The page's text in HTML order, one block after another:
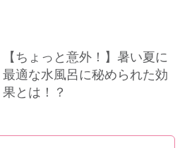
【ちょっと意外！】暑い夏に
最適な水風呂に秘められた効
果とは！？